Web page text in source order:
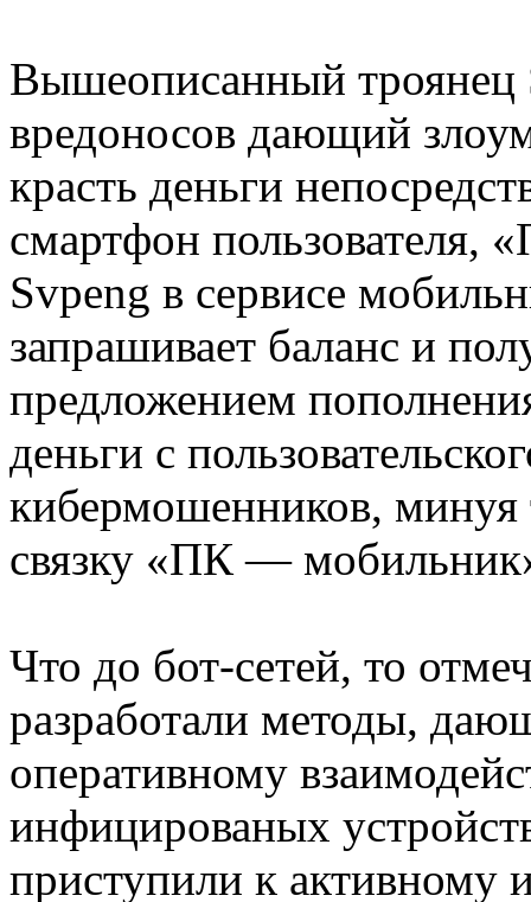
Вышеописанный троянец
вредоносов дающий
красть деньги
смартфон пользователя,
Svpeng в сервисе
запрашивает баланс и
предложением
деньги с
кибермошенников, минуя
связку «ПК —
Что до бот-сетей, то
разработали методы,
оперативному
инфицированых
приступили к активному